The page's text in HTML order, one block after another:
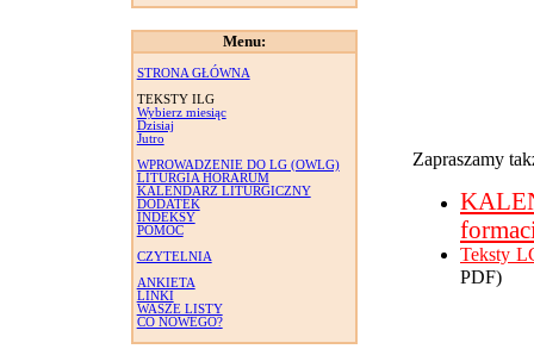
Menu:
STRONA GŁÓWNA
TEKSTY ILG
Wybierz miesiąc
Dzisiaj
Jutro
WPROWADZENIE DO LG (OWLG)
LITURGIA HORARUM
KALENDARZ LITURGICZNY
DODATEK
INDEKSY
POMOC
CZYTELNIA
ANKIETA
LINKI
WASZE LISTY
CO NOWEGO?
Zapraszamy
Teksty
PDF)